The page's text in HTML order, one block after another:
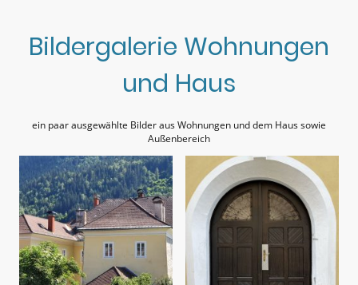
Bildergalerie Wohnungen
und Haus
ein paar ausgewählte Bilder aus Wohnungen und dem Haus sowie
Außenbereich